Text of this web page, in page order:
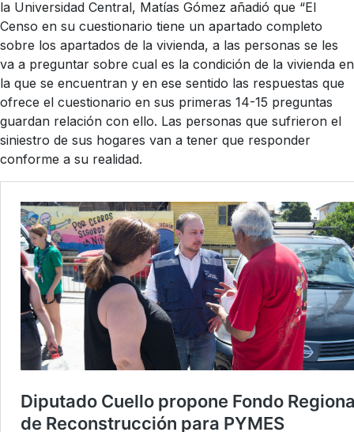
la Universidad Central, Matías Gómez añadió que “El
Censo en su cuestionario tiene un apartado completo
sobre los apartados de la vivienda, a las personas se les
va a preguntar sobre cual es la condición de la vivienda en
la que se encuentran y en ese sentido las respuestas que
ofrece el cuestionario en sus primeras 14-15 preguntas
guardan relación con ello. Las personas que sufrieron el
siniestro de sus hogares van a tener que responder
conforme a su realidad.